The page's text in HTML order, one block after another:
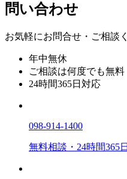
問い合わせ
お気軽にお問合せ・ご相談
年中無休
ご相談は何度でも無料
24時間365日対応
098-914-1400
無料相談・24時間365